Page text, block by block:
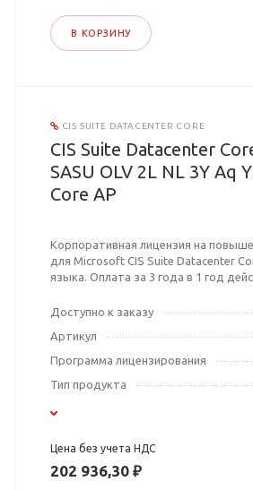
В КОРЗИНУ
CIS SUITE DATACENTER CORE
CIS Suite Datacenter
SASU OLV 2L NL 3Y Aq
Core AP
Корпоративная лицензия на
для Microsoft CIS Suite Datacenter
языка. Оплата за 3 года в 1 год
Доступно к заказу
Артикул
Программа лицензирования
Тип продукта
Цена без учета НДС
202 936,30 ₽